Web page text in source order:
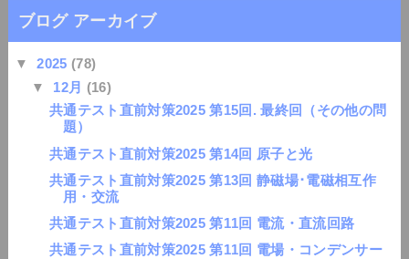
ブログ アーカイブ
▼2025 (78)
▼ 12月 (16)
共通テスト直前対策2025 第15回. 最終回（その他の問
題）
共通テスト直前対策2025 第14回 原子と光
共通テスト直前対策2025 第13回 静磁場･電磁相互作
用・交流
共通テスト直前対策2025 第11回 電流・直流回路
共通テスト直前対策2025 第11回 電場・コンデンサー